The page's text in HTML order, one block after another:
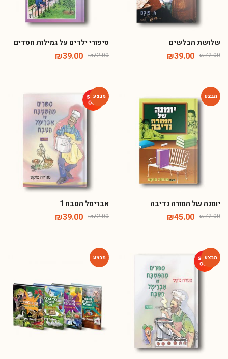
שלושת הבלשים
₪72.00
₪39.00
סיפורי ילדים על גמילות חסדים
₪72.00
₪39.00
יומנה של המורה נדיבה
₪72.00
₪45.00
אברימל הטבח 1
₪72.00
₪39.00